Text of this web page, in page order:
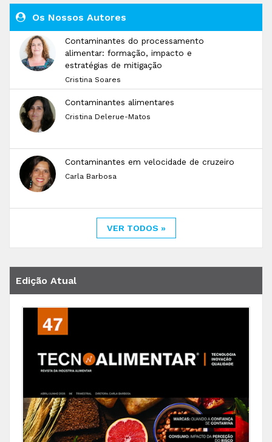
Os Nossos Autores
Contaminantes do processamento
alimentar: formação, impacto e
estratégias de mitigação
Cristina Soares
Contaminantes alimentares
Cristina Delerue-Matos
Contaminantes em velocidade de cruzeiro
Carla Barbosa
VER TODOS »
Edição Atual